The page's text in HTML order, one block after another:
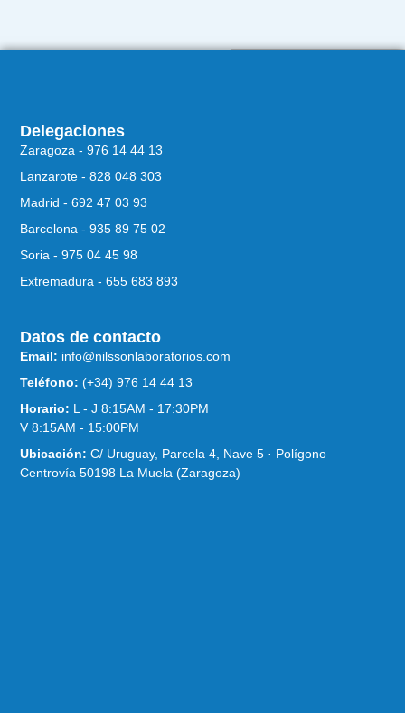
Delegaciones
Zaragoza - 976 14 44 13
Lanzarote - 828 048 303
Madrid - 692 47 03 93
Barcelona - 935 89 75 02
Soria - 975 04 45 98
Extremadura - 655 683 893
Datos de contacto
Email: info@nilssonlaboratorios.com
Teléfono: (+34) 976 14 44 13
Horario: L - J 8:15AM - 17:30PM
V 8:15AM - 15:00PM
Ubicación: C/ Uruguay, Parcela 4, Nave 5 · Polígono
Centrovía 50198 La Muela (Zaragoza)